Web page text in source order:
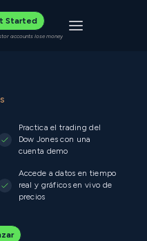
Started
accounts lose money Toggle
Practica el trading del
Dow Jones con una
cuenta demo
Accede a datos en tiempo
real y gráficos en vivo de
precios